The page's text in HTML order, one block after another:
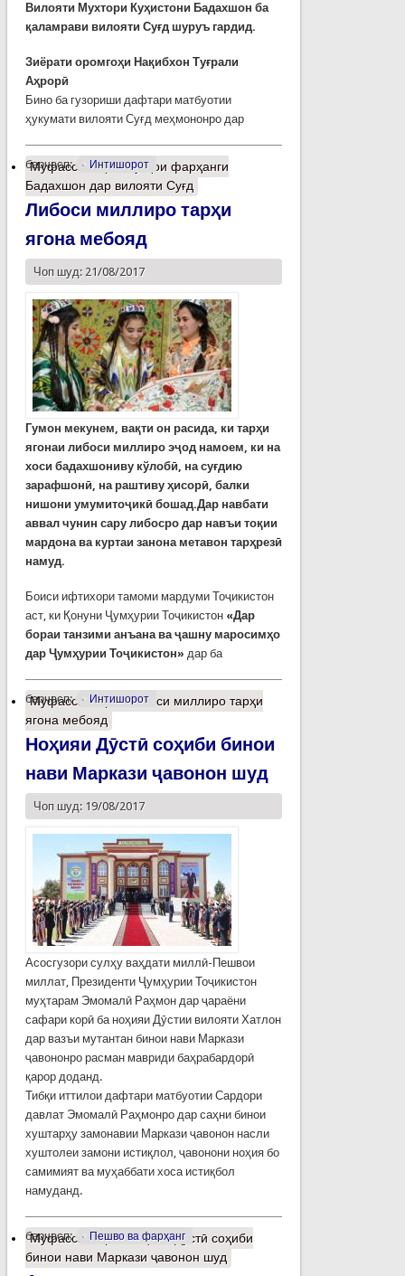
Вилояти Мухтори Куҳистони Бадахшон ба
қаламрави вилояти Суғд шуруъ гардид.
Зиёрати оромгоҳи Нақибхон Туғрали
Аҳрорӣ
Бино ба гузориши дафтари матбуотии
ҳукумати вилояти Суғд меҳмононро дар
барчасп: Интишорот
Муфассалтаро Рӯзҳои фарҳанги
Бадахшон дар вилояти Суғд
Либоси миллиро тарҳи
ягона мебояд
Чоп шуд: 21/08/2017
Гумон мекунем, вақти он расида, ки тарҳи
ягонаи либоси миллиро эҷод намоем, ки на
хоси бадахшониву кўлобӣ, на суғдию
зарафшонӣ, на раштиву ҳисорӣ, балки
нишони умумитоҷикӣ бошад.Дар навбати
аввал чунин сару либосро дар навъи тоқии
мардона ва куртаи занона метавон тарҳрезӣ
намуд.
Боиси ифтихори тамоми мардуми Тоҷикистон
аст, ки Қонуни Ҷумҳурии Тоҷикистон «Дар
бораи танзими анъана ва ҷашну маросимҳо
дар Ҷумҳурии Тоҷикистон» дар ба
барчасп: Интишорот
Муфассалтаро Либоси миллиро тарҳи
ягона мебояд
Ноҳияи Дӯстӣ соҳиби бинои
нави Маркази ҷавонон шуд
Чоп шуд: 19/08/2017
Асосгузори сулҳу ваҳдати миллӣ-Пешвои
миллат, Президенти Ҷумҳурии Тоҷикистон
муҳтарам Эмомалӣ Раҳмон дар ҷараёни
сафари корӣ ба ноҳияи Дӯстии вилояти Хатлон
дар вазъи мутантан бинои нави Маркази
ҷавононро расман мавриди баҳрабардорӣ
қарор доданд.
Тибқи иттилои дафтари матбуотии Сардори
давлат Эмомалӣ Раҳмонро дар саҳни бинои
хуштарҳу замонавии Маркази ҷавонон насли
хуштолеи замони истиқлол, ҷавонони ноҳия бо
самимият ва муҳаббати хоса истиқбол
намуданд.
барчасп: Пешво ва фарҳанг
Муфассалтаро Ноҳияи Дӯстӣ соҳиби
бинои нави Маркази ҷавонон шуд